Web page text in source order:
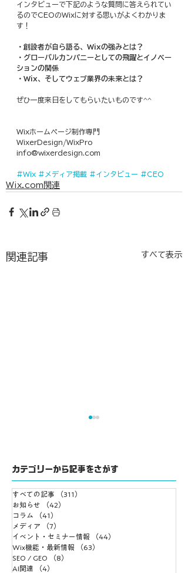
インタビューで下記のような質問に答えられてい
るのでCEOのWixに対する思いがよくわかりま
す！
・創設者が自ら語る、Wixの強みとは？
・グローバルカンパニーとしての飛躍とイノベー
ションの関係
・Wix、そしてウェブ業界の未来とは？
ぜひ一度来日をしてもらいたいものです^^
Wixホームページ制作専門
WixerDesign/WixPro
info@wixerdesign.com
#Wix #メディア掲載 #インタビュー #CEO
Wix.com関連
関連記事 すべて表示
【参加レポート】
Japan IT Week【春】
2025 デジタルマーケテ
ィング展に行ってきま
した！
カテゴリーから記事をさがす
すべての記事 （311）
お知らせ
（42）
コラム
（41）
メディア
（7）
イベント・セミナー情報
（44）
Wix機能・最新情報
（63）
SEO / GEO
（8）
AI関連
（4）